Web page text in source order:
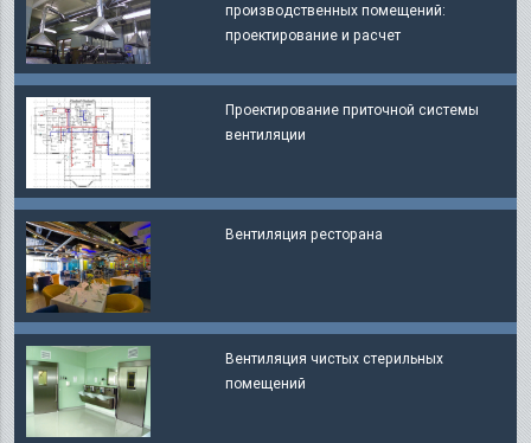
производственных помещений:
проектирование и расчет
Проектирование приточной системы
вентиляции
Вентиляция ресторана
Вентиляция чистых стерильных
помещений